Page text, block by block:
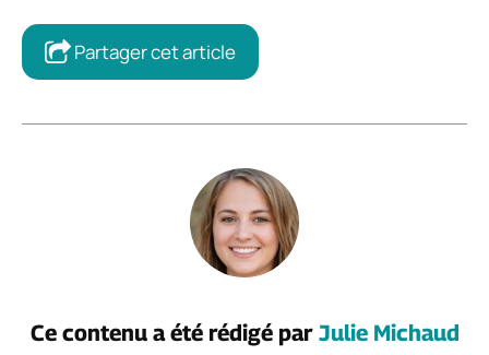
Partager cet article
Ce contenu a été rédigé par Julie Michaud